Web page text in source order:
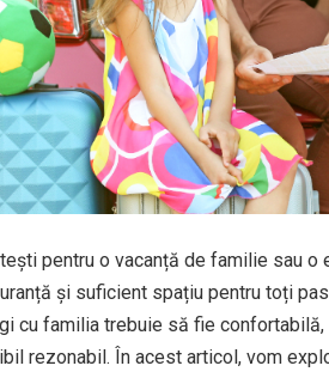
pentru o vacanță de familie sau
și suficient spațiu pentru toți
cu familia trebuie să fie
rezonabil. În acest articol, vom